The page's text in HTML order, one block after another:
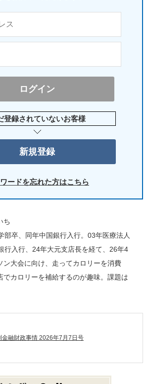
登録されていないお客様
ードを忘れた方はこちら
ち
部卒、同年中国銀行入行。03年医療法人
行入行、24年大元支店長を経て、26年4
ン大会に向け、走ってカロリーを消費
でカロリーを補給するのが趣味。課題は
金融財政事情 2026年7月7日号